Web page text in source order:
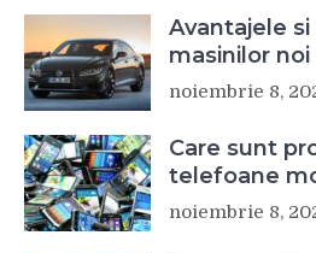
Avantajele
masinilor noi
noiembrie 8,
Care sunt
telefoane
noiembrie 8,